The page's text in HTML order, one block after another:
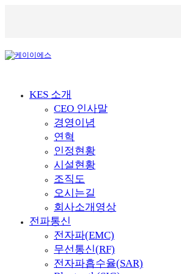
KES 소개
CEO 인사말
경영이념
연혁
인정현황
시설현황
조직도
오시는길
회사소개영상
전파통신
전자파(EMC)
무선통신(RF)
전자파흡수율(SAR)